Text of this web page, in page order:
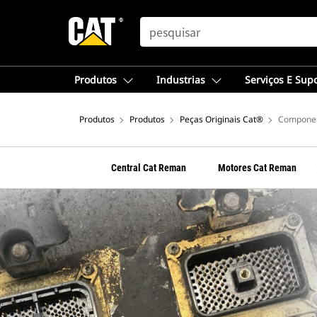
SEARCH
Produtos Industrias Serviços E
Produtos Produtos Peças Originais Cat®
Central Cat Reman Motores Cat Reman